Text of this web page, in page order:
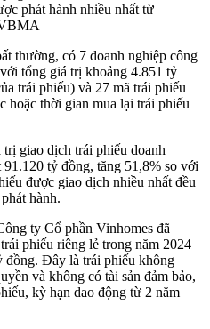
phát hành nhiều nhất từ
thường, có 7 doanh nghiệp công
tổng giá trị khoảng 4.851 tỷ
trái phiếu) và 27 mã trái phiếu
hoặc thời gian mua lại trái phiếu
giao dịch trái phiếu doanh
tỷ đồng, tăng 51,8% so với
được giao dịch nhiều nhất đều
hành.
ty Cổ phần Vinhomes đã
phiếu riêng lẻ trong năm 2024
đồng. Đây là trái phiếu không
và không có tài sản đảm bảo,
kỳ hạn dao động từ 2 năm